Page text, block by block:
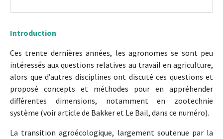
Introduction
Ces trente dernières années, les agronomes se sont peu
intéressés aux questions relatives au travail en agriculture,
alors que d’autres disciplines ont discuté ces questions et
proposé concepts et méthodes pour en appréhender
différentes dimensions, notamment en zootechnie
système (voir article de Bakker et Le Bail, dans ce numéro).
La transition agroécologique, largement soutenue par la